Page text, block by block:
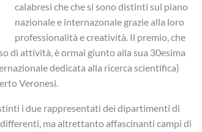
calabresi che che si sono distinti sul piano
nazionale e internazonale grazie alla loro
professionalità e creatività. Il premio, che
di attività, è ormai giunto alla sua 30esima
dedicata alla ricerca scientifica)
Veronesi.
i due rappresentati dei dipartimenti di
ma altrettanto affascinanti campi di